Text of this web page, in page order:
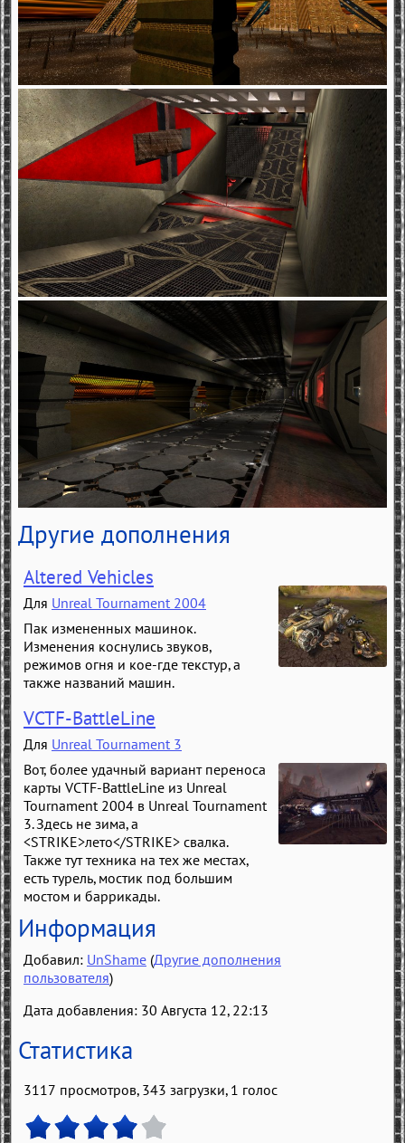
Другие дополнения
Altered Vehicles
Для Unreal Tournament 2004
Пак измененных машинок.
Изменения коснулись звуков,
режимов огня и кое-где текстур, а
также названий машин.
VCTF-BattleLine
Для Unreal Tournament 3
Вот, более удачный вариант переноса
карты VCTF-BattleLine из Unreal
Tournament 2004 в Unreal Tournament
3. Здесь не зима, а
<STRIKE>лето</STRIKE> свалка.
Также тут техника на тех же местах,
есть турель, мостик под большим
мостом и баррикады.
Информация
Добавил: UnShame (Другие дополнения
пользователя)
Дата добавления: 30 Августа 12, 22:13
Статистика
3117 просмотров, 343 загрузки, 1 голос